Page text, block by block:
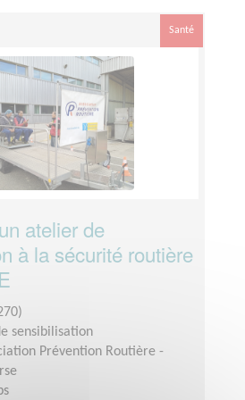
Santé
atelier de
à la sécurité routière
sensibilisation
Prévention Routière -